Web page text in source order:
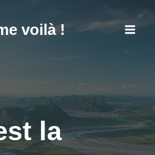
voilà !
la